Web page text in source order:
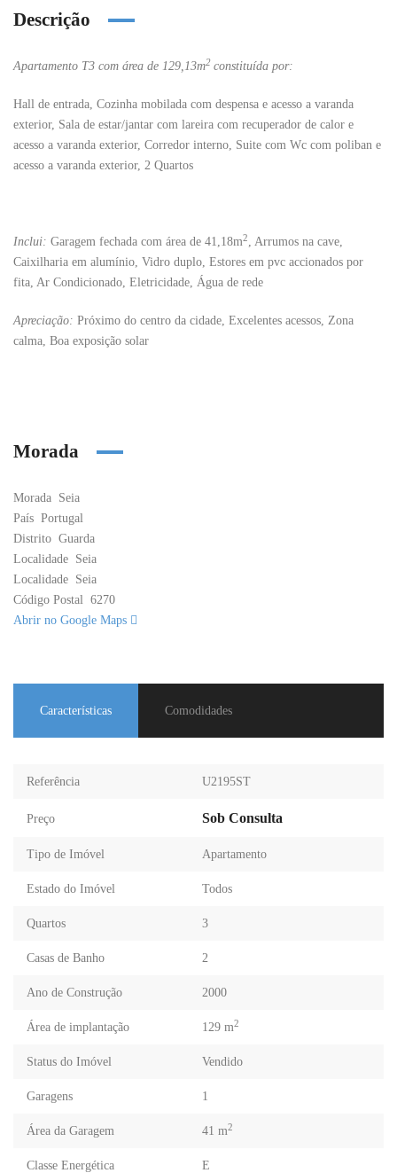
Descrição
Apartamento T3 com área de 129,13m2 constituída por:
Hall de entrada, Cozinha mobilada com despensa e acesso a varanda
exterior, Sala de estar/jantar com lareira com recuperador de calor e
acesso a varanda exterior, Corredor interno, Suite com Wc com poliban e
acesso a varanda exterior, 2 Quartos
Inclui: Garagem fechada com área de 41,18m2, Arrumos na cave,
Caixilharia em alumínio, Vidro duplo, Estores em pvc accionados por
fita, Ar Condicionado, Eletricidade, Água de rede
Apreciação: Próximo do centro da cidade, Excelentes acessos, Zona
calma, Boa exposição solar
Morada
Morada Seia
País Portugal
Distrito Guarda
Localidade Seia
Localidade Seia
Código Postal 6270
Abrir no Google Maps
Características Comodidades
Referência U2195ST
Preço Sob Consulta
Tipo de Imóvel Apartamento
Estado do Imóvel Todos
Quartos 3
Casas de Banho 2
Ano de Construção 2000
Área de implantação 129 m2
Status do Imóvel Vendido
Garagens 1
Área da Garagem 41 m2
Classe Energética E